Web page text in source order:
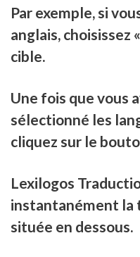
Par exemple, si
anglais, choisissez
cible.
Une fois que vous
sélectionné les
cliquez sur le
Lexilogos
instantanément la
située en dessous.